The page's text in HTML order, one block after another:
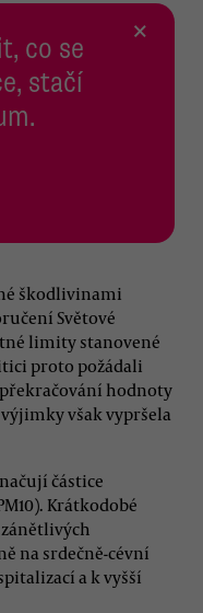
co se
stačí
×
škodlivinami
Světové
limity stanovené
proto požádali
hodnoty
však vypršela
částice
Krátkodobé
na srdečně-cévní
a k vyšší